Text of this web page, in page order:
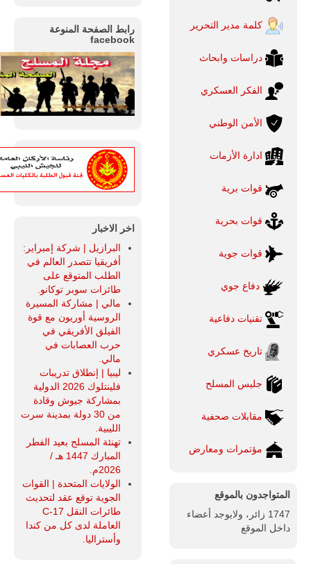
كلمة مدير التحرير
دراسات وابحاث
الفكر العسكري
الأمن الوطني
ادارة الأزمات
قوات برية
قوات بحرية
قوات جوية
دفاع جوي
تقنيات دفاعية
تاريخ عسكري
جليس المسلح
مقابلات صحفية
مؤتمرات ومعارض
المتواجدون بالموقع
1747 زائر، ولايوجد أعضاء
داخل الموقع
رابط الصفحة المنوعة
facebook
اخر الاخبار
البرازيل | شركة إمبراير:
أفريقيا تتصدر العالم في
الطلب المتوقع على
طائرات سوبر توكانو.
مالي | مشاركة المسيرة
الروسية أوريون مع قوة
الفيلق الأفريقي في
حرب العصابات في
مالي.
ليبيا | إنطلاق تدريبات
فلينتلوك 2026 الدولية
بمشاركة جيوش وقادة
من 30 دولة بمدينة سرت
الليبية.
تهنئة المسلح بعيد الفطر
المبارك 1447 هـ /
2026م.
الولايات المتحدة | القوات
الجوية توقع عقد لتحديث
طائرات النقل C-17
العاملة لدى كل من كندا
وأستراليا.